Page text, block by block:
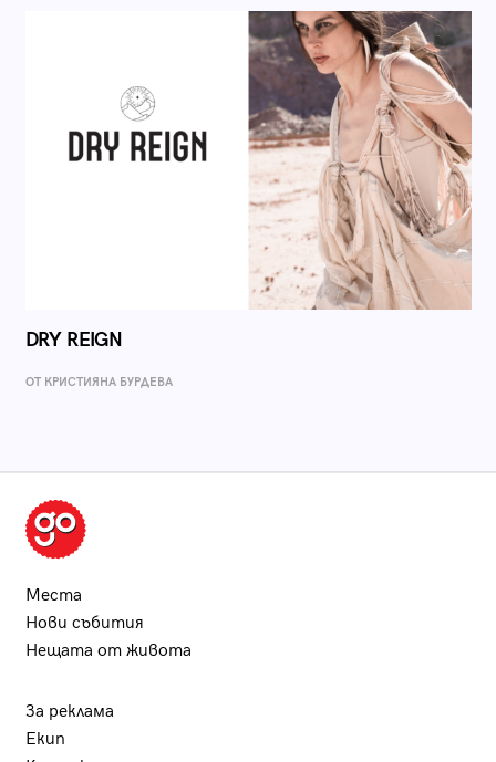
DRY REIGN
ОТ КРИСТИЯНА БУРДЕВА
Места
Нови събития
Нещата от живота
За реклама
Екип